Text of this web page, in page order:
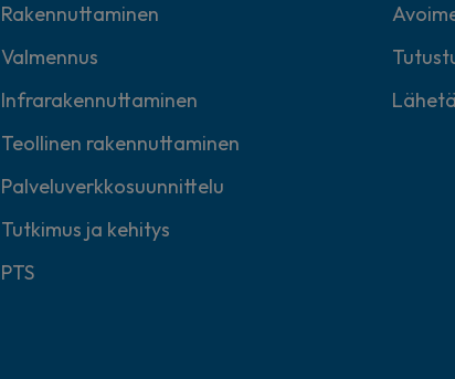
Rakennuttaminen
Valmennus
Infrarakennuttaminen
Teollinen rakennuttaminen
Palveluverkkosuunnittelu
Tutkimus ja kehitys
PTS